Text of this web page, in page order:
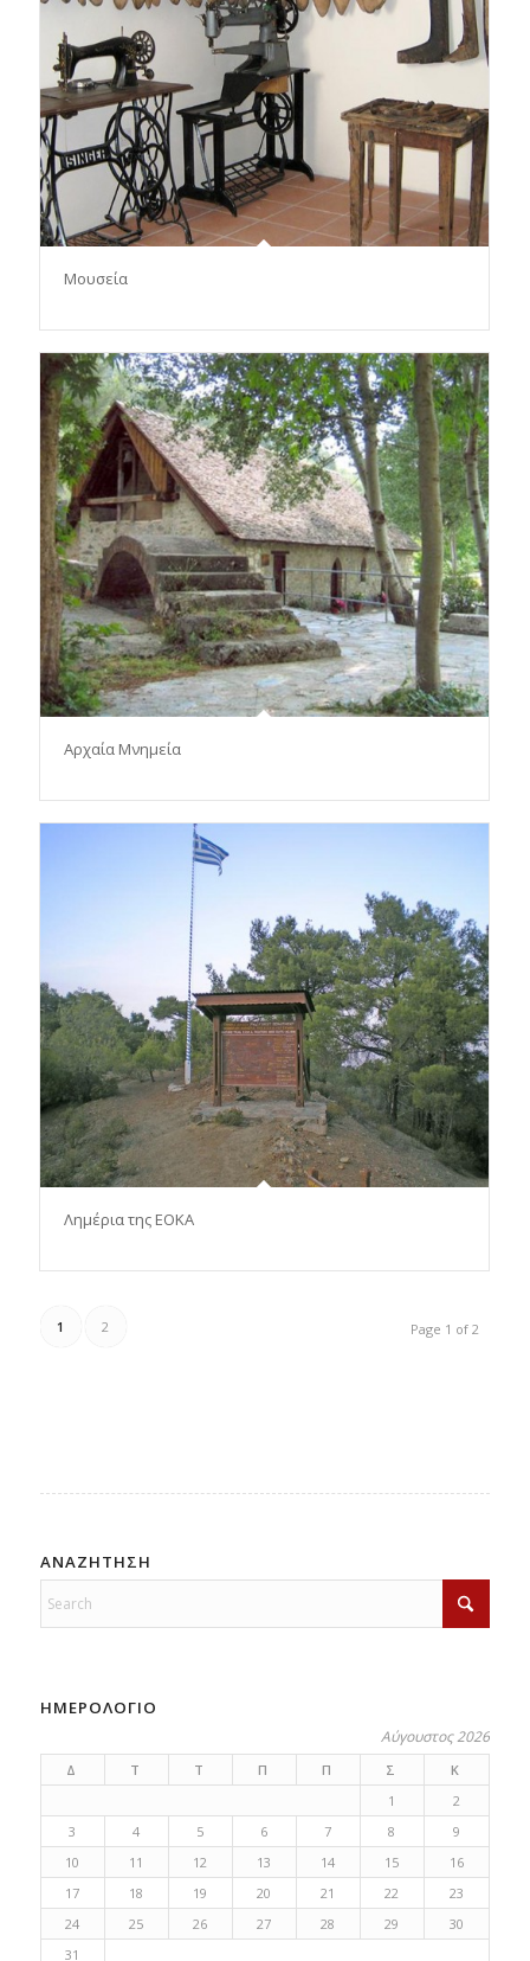
Μουσεία
Αρχαία Μνημεία
Λημέρια της ΕΟΚΑ
Page 1 of 2
1 2
ΑΝΑΖΗΤΗΣΗ
ΗΜΕΡΟΛΟΓΙΟ
Αύγουστος 2026
Δ Τ Τ Π Π Σ
Κ
1
2
3
4 5 6 7 8
9
10
11 12 13 14 15
16
17
18 19 20 21 22
23
24
25 26 27 28 29
30
31